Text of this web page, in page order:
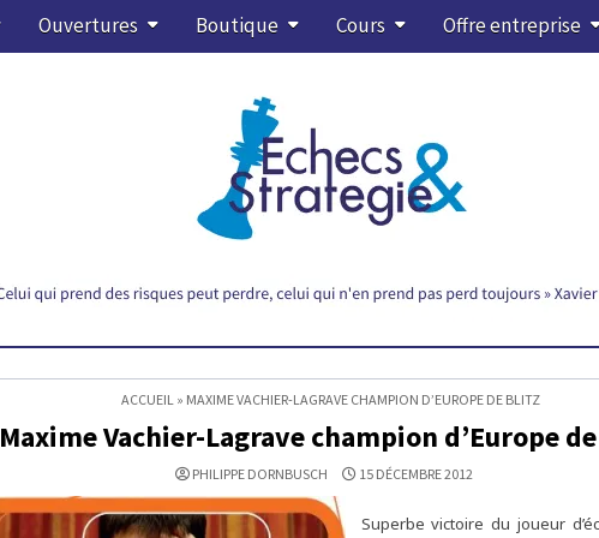
Ouvertures Boutique Cours Offre entreprise
ACCUEIL» MAXIME VACHIER-LAGRAVE CHAMPION D’EUROPE DE BLITZ
Maxime Vachier-Lagrave champion d’Europe
PHILIPPE DORNBUSCH 15 DÉCEMBRE 2012
Superbe victoire du joueur